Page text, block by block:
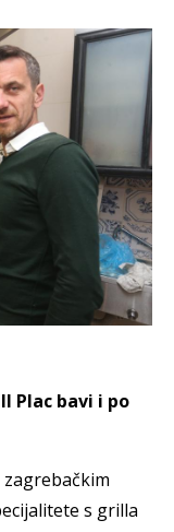
Plac bavi i po
zagrebačkim
s grilla